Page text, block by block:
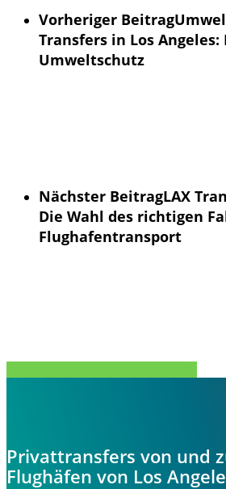
Vorheriger Beitrag
Transfers in Los Angeles:
Umweltschutz
Nächster BeitragLAX
Die Wahl des richtigen
Flughafentransport
Privattransfers von und
Flughäfen von Los